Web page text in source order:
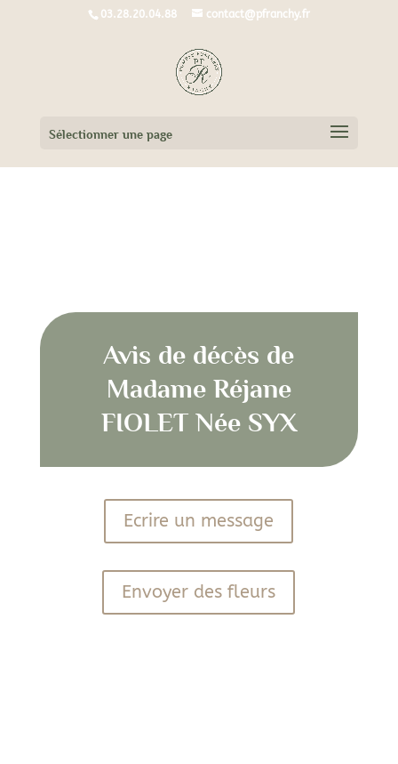
03.28.20.04.88 contact@pfranchy.fr
Sélectionner une page
Avis de décès de
Madame Réjane
FIOLET Née SYX
Ecrire un message
Envoyer des fleurs